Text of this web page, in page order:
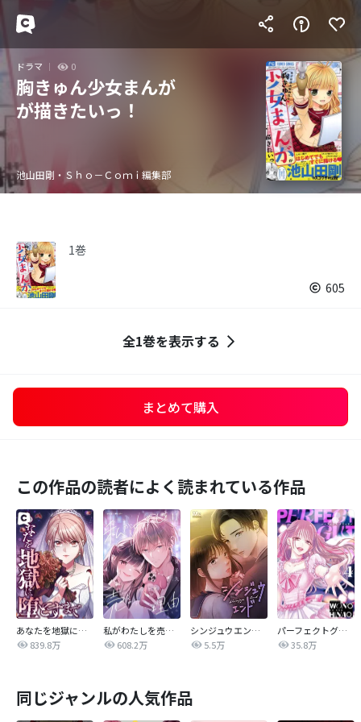
ドラマ 0
胸きゅん少女まんが
が描きたいっ！
池山田剛・Ｓｈｏ－Ｃｏｍｉ編集部
1巻
605
全1巻を表示する
まとめて購入
この作品の読者によく読まれている作品
あなたを地獄に堕とすまで
839.8万
私がわたしを売る理由
608.2万
シンジュウエンド【タテヨミ】
5.5万
パーフェクトグリッター
35.8万
同じジャンルの人気作品